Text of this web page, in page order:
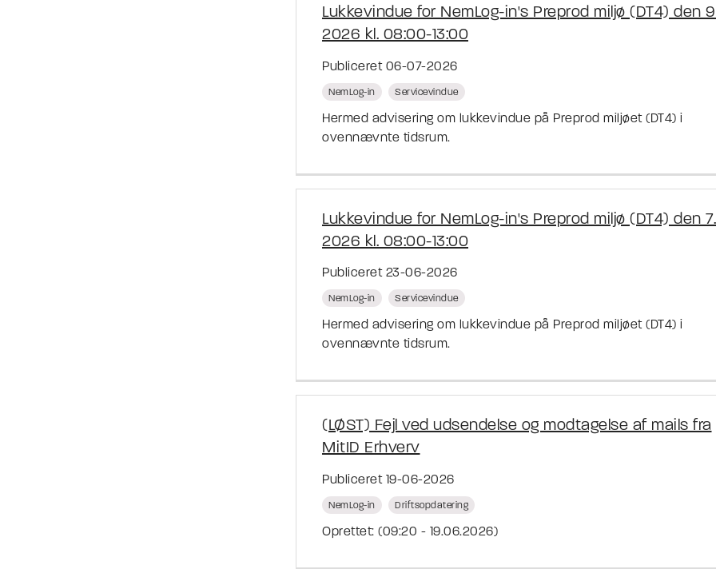
Lukkevindue for NemLog-in's Preprod miljø (DT4) den
2026 kl. 08:00-13:00
Publiceret 06-07-2026
NemLog-in Servicevindue
Hermed advisering om lukkevindue på Preprod miljøet (DT4) i
ovennævnte tidsrum.
Lukkevindue for NemLog-in's Preprod miljø (DT4) den
2026 kl. 08:00-13:00
Publiceret 23-06-2026
NemLog-in Servicevindue
Hermed advisering om lukkevindue på Preprod miljøet (DT4) i
ovennævnte tidsrum.
(LØST) Fejl ved udsendelse og modtagelse af mails fra
MitID Erhverv
Publiceret 19-06-2026
NemLog-in Driftsopdatering
Oprettet: (09:20 - 19.06.2026)